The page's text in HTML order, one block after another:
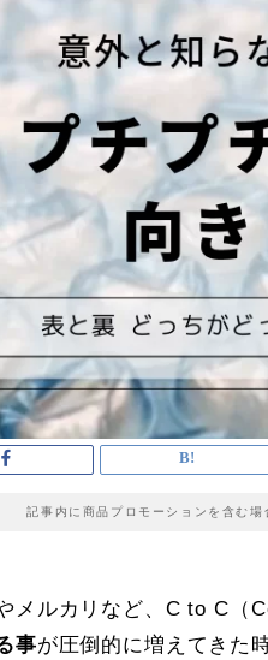
記事内に商品プロモーションを含む場
メルカリなど、C to C（
事が圧倒的に増えてきた